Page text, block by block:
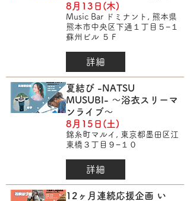
8月13日(木)
Music Bar ドミナント, 熊本県
熊本市中央区下通１丁目５−１
蘇州ビル ５Ｆ
詳細
夏結び -NATSU
MUSUBI- ～浴衣スリーマ
ンライブ～
8月15日(土)
錦糸町マルイ, 東京都墨田区江
東橋３丁目９−１０
詳細
12ヶ月連続応援企画 い